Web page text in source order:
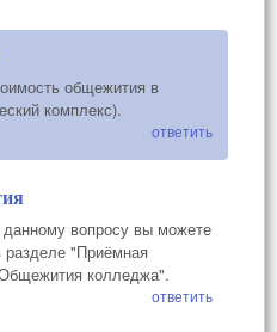
общежития в
комплекс).
ответить
вопросу вы можете
разделе "Приёмная
колледжа".
ответить